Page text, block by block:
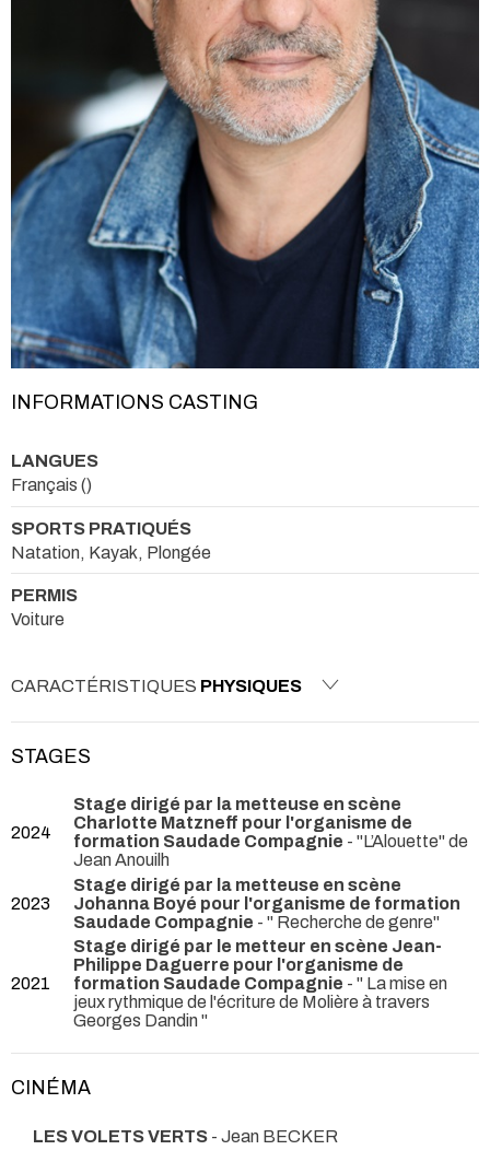
INFORMATIONS CASTING
LANGUES
Français ()
SPORTS PRATIQUÉS
Natation, Kayak, Plongée
PERMIS
Voiture
CARACTÉRISTIQUES PHYSIQUES
STAGES
2024
Stage dirigé par la metteuse en scène
Charlotte Matzneff pour l'organisme de
formation Saudade Compagnie - "L’Alouette" de
Jean Anouilh
2023
Stage dirigé par la metteuse en scène
Johanna Boyé pour l'organisme de formation
Saudade Compagnie - " Recherche de genre"
2021
Stage dirigé par le metteur en scène Jean-
Philippe Daguerre pour l'organisme de
formation Saudade Compagnie - " La mise en
jeux rythmique de l'écriture de Molière à travers
Georges Dandin "
CINÉMA
LES VOLETS VERTS - Jean BECKER